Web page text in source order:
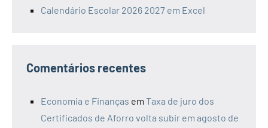
Calendário Escolar 2026 2027 em Excel
Comentários recentes
Economia e Finanças em Taxa de juro dos
Certificados de Aforro volta subir em agosto de